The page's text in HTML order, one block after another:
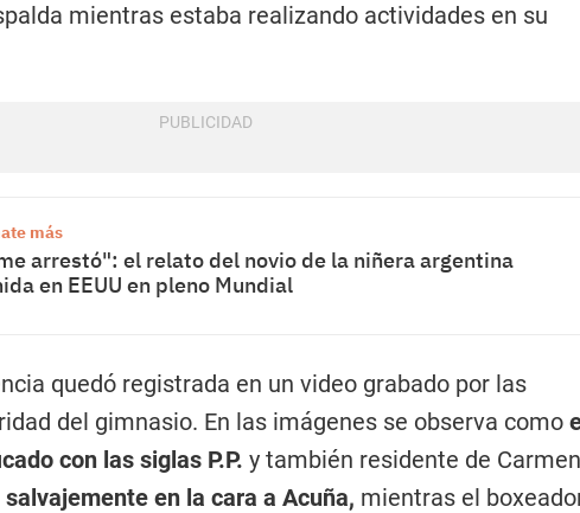
mientras estaba realizando actividades en su
más
arrestó": el relato del novio de la niñera argentina
en EEUU en pleno Mundial
quedó registrada en un video grabado por las
del gimnasio. En las imágenes se observa como
con las siglas P.P. y también residente de Carmen
en la cara a Acuña, mientras el